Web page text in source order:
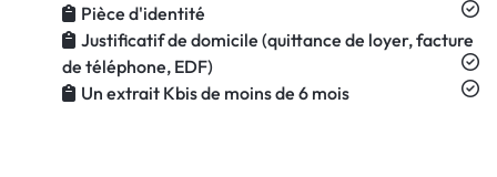
Pièce d'identité
Justificatif de domicile (quittance de loyer, facture
de téléphone, EDF)
Un extrait Kbis de moins de 6 mois